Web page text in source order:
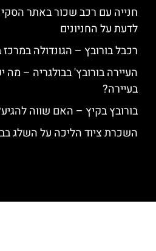
חנייה עם רכב שכור באתר
לדעת על החניונים
רכבל בורובץ – הגונדולה במרכז
העיירה בורובץ' בבולגריה –
בעיירה?
בורובץ בקיץ – האם שווה
השכרת ציוד הליכה על השלג